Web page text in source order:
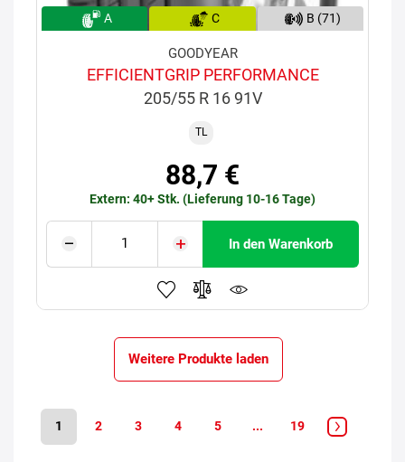
A C B (71)
GOODYEAR
EFFICIENTGRIP PERFORMANCE
205/55 R 16 91V
TL
88,7 €
Extern: 40+ Stk. (Lieferung 10-16 Tage)
In den Warenkorb
Weitere Produkte laden
1 2 3 4 5 ... 19